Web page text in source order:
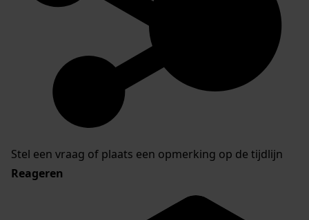
Stel een vraag of plaats een opmerking op de tijdlijn
Reageren